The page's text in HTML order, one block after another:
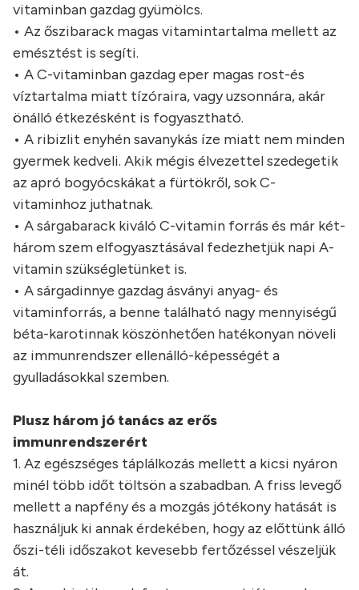
vitaminban gazdag gyümölcs.
• Az őszibarack magas vitamintartalma mellett az
emésztést is segíti.
• A C-vitaminban gazdag eper magas rost-és
víztartalma miatt tízóraira, vagy uzsonnára, akár
önálló étkezésként is fogyasztható.
• A ribizlit enyhén savanykás íze miatt nem minden
gyermek kedveli. Akik mégis élvezettel szedegetik
az apró bogyócskákat a fürtökről, sok C-
vitaminhoz juthatnak.
• A sárgabarack kiváló C-vitamin forrás és már két-
három szem elfogyasztásával fedezhetjük napi A-
vitamin szükségletünket is.
• A sárgadinnye gazdag ásványi anyag- és
vitaminforrás, a benne található nagy mennyiségű
béta-karotinnak köszönhetően hatékonyan növeli
az immunrendszer ellenálló-képességét a
gyulladásokkal szemben.
Plusz három jó tanács az erős
immunrendszerért
1. Az egészséges táplálkozás mellett a kicsi nyáron
minél több időt töltsön a szabadban. A friss levegő
mellett a napfény és a mozgás jótékony hatását is
használjuk ki annak érdekében, hogy az előttünk álló
őszi-téli időszakot kevesebb fertőzéssel vészeljük
át.